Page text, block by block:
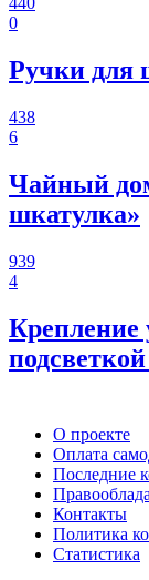
0
Ручки для
438
6
Чайный
шкатулка»
939
4
Крепление
О проекте
Оплата
Последние
Контакты
Политика
Статистика